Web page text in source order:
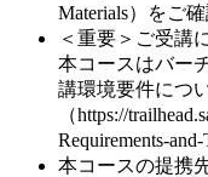
Materials）をご
＜重要＞ご受講
本コースはバー
講環境要件につ
（https://
Requirements-
本コースの提携